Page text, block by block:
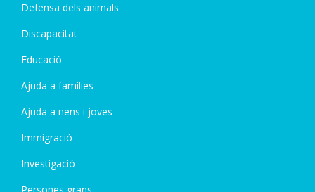
Defensa dels animals
Discapacitat
Educació
Ajuda a families
Ajuda a nens i joves
Immigració
Investigació